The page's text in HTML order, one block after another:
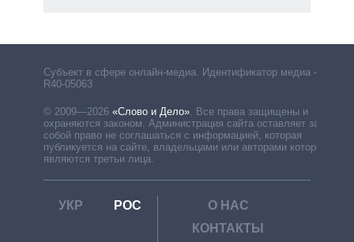
Субъект в сфере онлайн-медиа. Идентификатор медиа –
R40-05063
© 2009—2026 «Слово и Дело» Все права защищены и
охраняются законом. Администрация сайта оставляет за
собой право не соглашаться с информацией, которая
публикуется на сайте, владельцами или авторами которой
являются третьи лица.
УКР РОС
О НАС
КОНТАКТЫ